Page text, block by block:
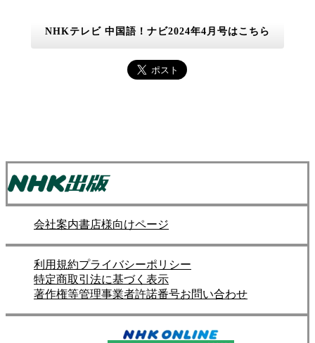
NHKテレビ 中国語！ナビ2024年4月号はこちら
会社案内書店様向けページ
利用規約プライバシーポリシー
特定商取引法に基づく表示
著作権等管理事業者許諾番号お問い合わせ